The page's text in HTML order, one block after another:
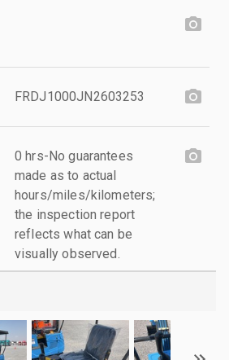
FRDJ1000JN2603253
0 hrs-No guarantees
made as to actual
hours/miles/kilometers;
the inspection report
reflects what can be
visually observed.